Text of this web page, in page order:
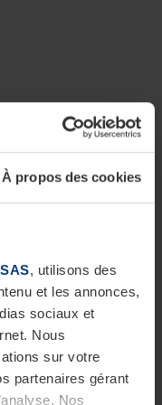
À propos des cookies
, utilisons des
et les annonces,
sociaux et
Nous
sur votre
partenaires gérant
Nos